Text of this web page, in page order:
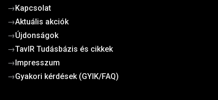
→Kapcsolat
→Aktuális akciók
→Újdonságok
→TavIR Tudásbázis és cikkek
→Impresszum
→Gyakori kérdések (GYIK/FAQ)